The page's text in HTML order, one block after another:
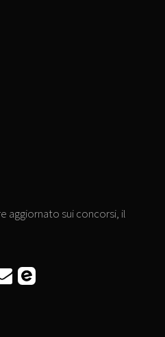
aggiornato sui concorsi, il